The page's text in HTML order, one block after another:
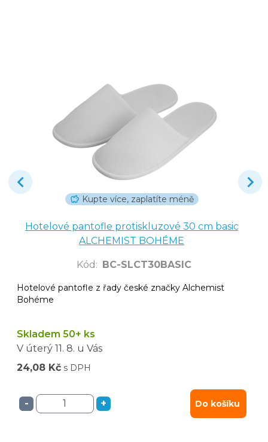
Kupte více, zaplatíte méně
Hotelové pantofle protiskluzové 30 cm basic
ALCHEMIST BOHÉME
Kód : BC-SLCT30BASIC
Hotelové pantofle z řady české značky Alchemist
Bohéme
Skladem 50+ ks
V úterý 11. 8. u Vás
24,08 Kč s DPH
- + Do košíku